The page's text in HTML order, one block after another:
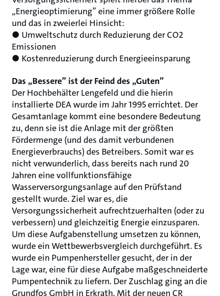
„Energieoptimierung” eine immer größere Rolle
und das in zweierlei Hinsicht:
● Umweltschutz durch Reduzierung der CO2
Emissionen
● Kostenreduzierung durch Energieeinsparung
Das „Bessere” ist der Feind des „Guten”
Der Hochbehälter Lengefeld und die hierin
installierte DEA wurde im Jahr 1995 errichtet. Der
Gesamtanlage kommt eine besondere Bedeutung
zu, denn sie ist die Anlage mit der größten
Fördermenge (und des damit verbundenen
Energieverbrauchs) des Betreibers. Somit war es
nicht verwunderlich, dass bereits nach rund 20
Jahren eine vollfunktionsfähige
Wasserversorgungsanlage auf den Prüfstand
gestellt wurde. Ziel war es, die
Versorgungssicherheit aufrechtzuerhalten (oder zu
verbessern) und gleichzeitig Energie einzusparen.
Um diese Aufgabenstellung umsetzen zu können,
wurde ein Wettbewerbsvergleich durchgeführt. Es
wurde ein Pumpenhersteller gesucht, der in der
Lage war, eine für diese Aufgabe maßgeschneiderte
Pumpentechnik zu liefern. Der Zuschlag ging an die
Grundfos GmbH in Erkrath. Mit der neuen CR